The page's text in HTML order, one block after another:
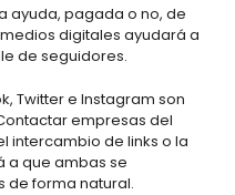
ayuda, pagada o no, de
digitales ayudará a
de seguidores.
Twitter e Instagram son
empresas del
intercambio de links o la
a que ambas se
de forma natural.